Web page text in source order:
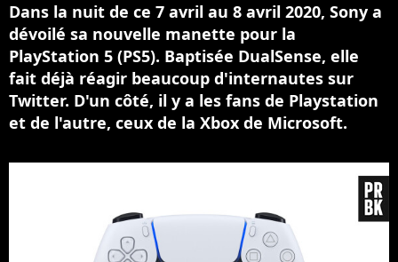
Dans la nuit de ce 7 avril au 8 avril 2020, Sony a
dévoilé sa nouvelle manette pour la
PlayStation 5 (PS5). Baptisée DualSense, elle
fait déjà réagir beaucoup d'internautes sur
Twitter. D'un côté, il y a les fans de Playstation
et de l'autre, ceux de la Xbox de Microsoft.